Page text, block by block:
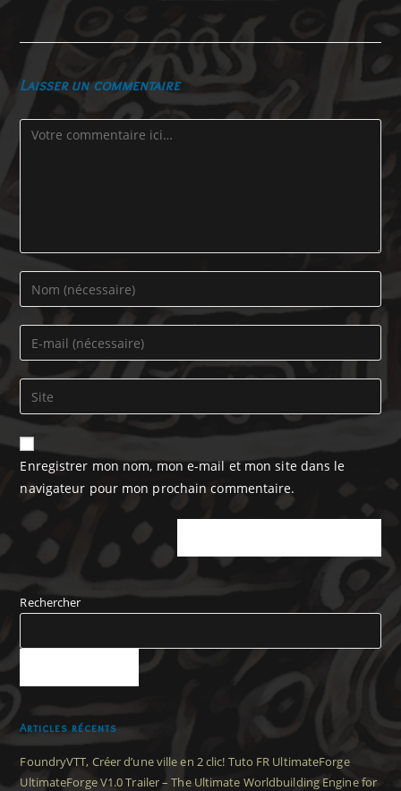
Laisser un commentaire
Enregistrer mon nom, mon e-mail et mon site dans le
navigateur pour mon prochain commentaire.
Rechercher
Articles récents
FoundryVTT, Créer d’une ville en 2 clic! Tuto FR UltimateForge
UltimateForge V1.0 Trailer – The Ultimate Worldbuilding Engine for